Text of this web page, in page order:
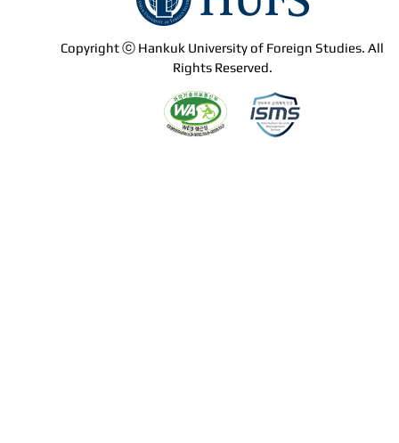
Copyright ⓒ Hankuk University of Foreign Studies. All
Rights Reserved.